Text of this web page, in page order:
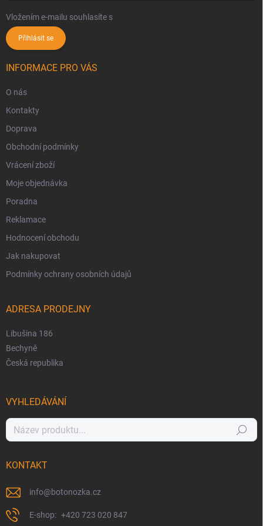
Vložením e-mailu souhlasíte s
Přihlásit se
INFORMACE PRO VÁS
O nás
Kontakty
Doprava
Obchodní podmínky
Vrácení zboží
Moje objednávka
Poradna
Reklamace
Hodnocení obchodu
Jak nakupovat
Podmínky ochrany osobních údajů
ADRESA PRODEJNY
Libušina 186
Bechyně
Česká republika
VYHLEDÁVÁNÍ
Hledat
KONTAKT
info@botonozka.cz
+420 723 020 847